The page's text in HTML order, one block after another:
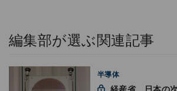
編集部が選ぶ関連記事
半導体